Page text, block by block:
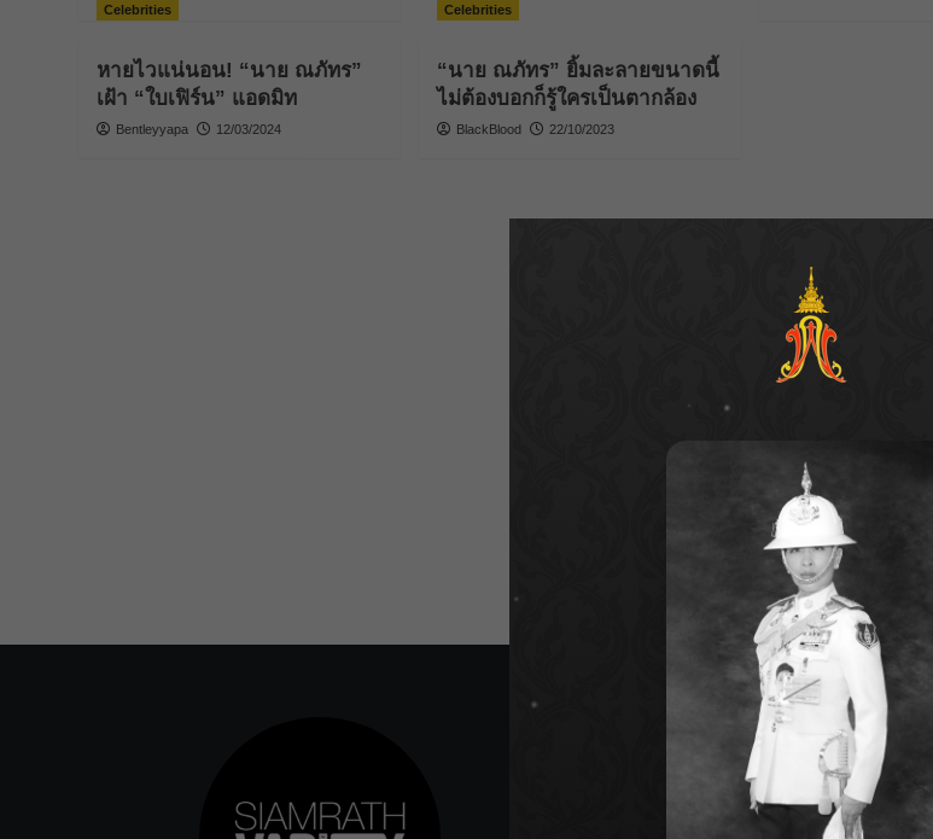
Celebrities
หายไวแน่นอน! “นาย ณภัทร”
เฝ้า “ใบเฟิร์น” แอดมิท
Bentleyyapa 12/03/2024
Celebrities
“นาย ณภัทร” ยิ้มละลายขนาดนี้
ไม่ต้องบอกก็รู้ใครเป็นตากล้อง
BlackBlood 22/10/2023
ชลประทานเชียงใหม่เร่งพร่องน้ำแม่น้ำปิง รับมว